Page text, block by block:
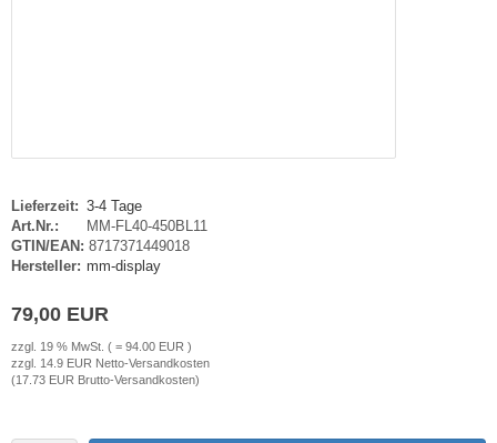
Lieferzeit: 3-4 Tage
Art.Nr.:
MM-FL40-450BL11
GTIN/EAN: 8717371449018
Hersteller: mm-display
79,00 EUR
zzgl. 19 % MwSt. ( = 94.00 EUR )
zzgl. 14.9 EUR Netto-Versandkosten
(17.73 EUR Brutto-Versandkosten)